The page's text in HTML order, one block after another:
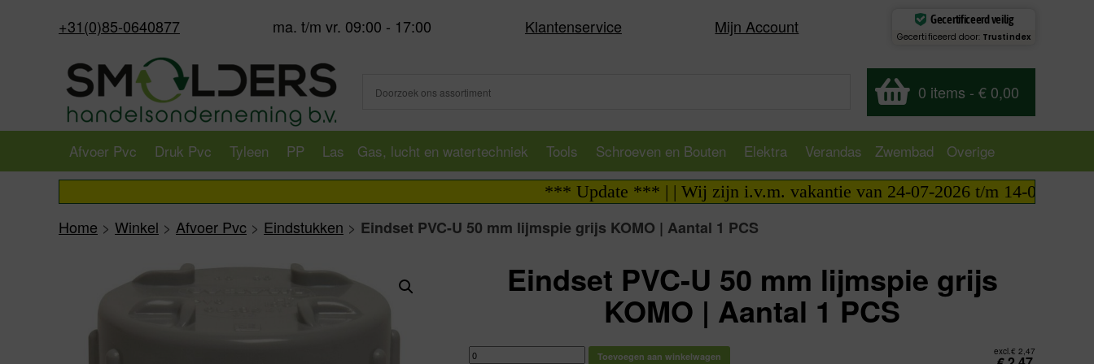
+31(0)85-0640877 ma. t/m vr. 09:00 - 17:00 Klantenservice Mijn Account Gecertificeerd veilig
Gecertificeerd door: Trustindex
0 items - € 0,00
Afvoer Pvc Druk Pvc Tyleen PP Las Gas, lucht en watertechniek Tools Schroeven en Bouten Elektra Verandas Zwembad
Overige
*** Update *** | | Wij zijn i.v.m. vakantie van 24-07-2026 t/m 14-08-2026
Home > Winkel > Afvoer Pvc > Eindstukken > Eindset PVC-U 50 mm lijmspie grijs KOMO | Aantal 1 PCS
Eindset PVC-U 50 mm lijmspie grijs
KOMO | Aantal 1 PCS
excl.€ 2,47
Eindset
PVC- Toevoegen aan winkelwagen